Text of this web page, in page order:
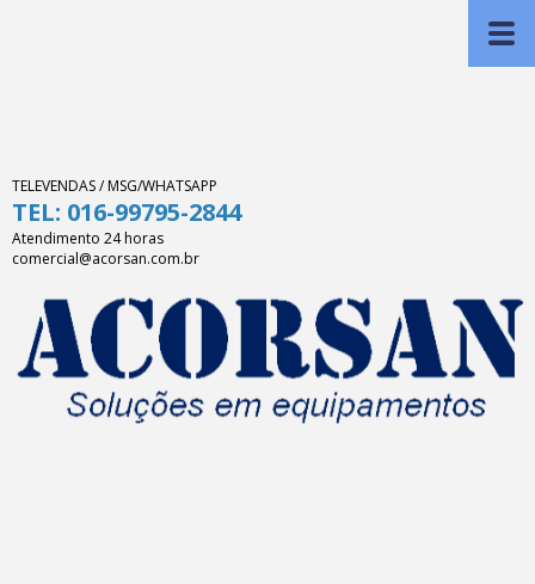
TELEVENDAS / MSG/WHATSAPP
TEL: 016-99795-2844
Atendimento 24 horas
comercial@acorsan.com.br